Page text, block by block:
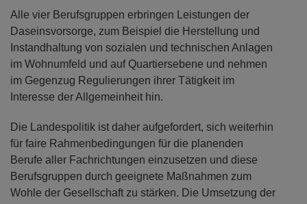
Alle vier Berufsgruppen erbringen Leistungen der
Daseinsvorsorge, zum Beispiel die Herstellung und
Instandhaltung von sozialen und technischen Anlagen
im Wohnumfeld und auf Quartiersebene und nehmen
im Gegenzug Regulierungen ihrer Tätigkeit im
Interesse der Allgemeinheit hin.
Die Landespolitik ist daher aufgefordert, sich weiterhin
für faire Rahmenbedingungen für die planenden
Berufe aller Fachrichtungen einzusetzen und diese
Berufsgruppen durch geeignete Maßnahmen zum
Wohle der Gesellschaft zu stärken. Die Umsetzung der